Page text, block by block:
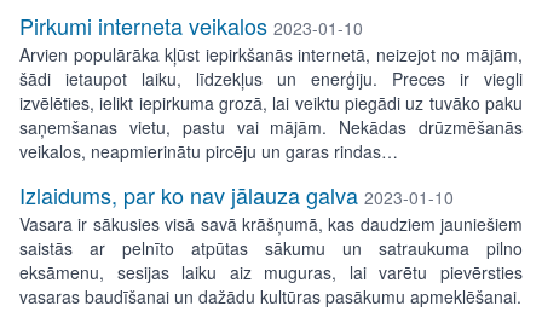
Pirkumi interneta veikalos 2023-01-10
Arvien populārāka kļūst iepirkšanās internetā, neizejot no mājām,
šādi ietaupot laiku, līdzekļus un enerģiju. Preces ir viegli
izvēlēties, ielikt iepirkuma grozā, lai veiktu piegādi uz tuvāko paku
saņemšanas vietu, pastu vai mājām. Nekādas drūzmēšanās
veikalos, neapmierinātu pircēju un garas rindas…
Izlaidums, par ko nav jālauza galva 2023-01-10
Vasara ir sākusies visā savā krāšņumā, kas daudziem jauniešiem
saistās ar pelnīto atpūtas sākumu un satraukuma pilno
eksāmenu, sesijas laiku aiz muguras, lai varētu pievērsties
vasaras baudīšanai un dažādu kultūras pasākumu apmeklēšanai.